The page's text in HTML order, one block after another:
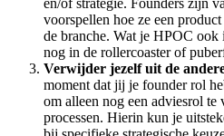
voorspellen hoe ze een
de branche. Wat je HPOC ook
nog in de rollercoaster of
Verwijder jezelf uit de
moment dat jij je founder rol
om alleen nog een adviesrol te
processen. Hierin kun je